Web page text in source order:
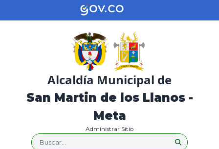
Alcaldía Municipal de
San Martin de los Llanos -
Meta
Administrar Sitio
Buscar...